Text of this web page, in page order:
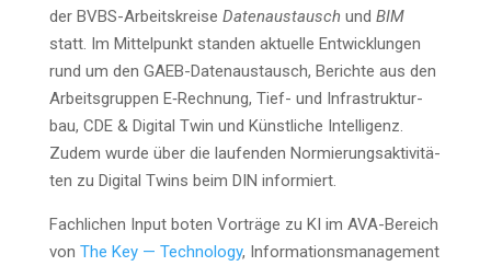
der BVBS-Arbeits­krei­se Daten­aus­tausch und BIM
statt. Im Mit­tel­punkt stan­den aktu­el­le Ent­wick­lun­gen
rund um den GAEB-Daten­aus­tausch, Berich­te aus den
Arbeits­grup­pen E‑Rechnung, Tief- und Infra­struk­tur­
bau, CDE & Digi­tal Twin und Künst­li­che Intel­li­genz.
Zudem wur­de über die lau­fen­den Nor­mie­rungs­ak­ti­vi­tä­
ten zu Digi­tal Twins beim DIN informiert.
Fach­li­chen Input boten Vor­trä­ge zu KI im AVA-Bereich
von The Key — Tech­no­lo­gy, Infor­ma­ti­ons­ma­nage­ment